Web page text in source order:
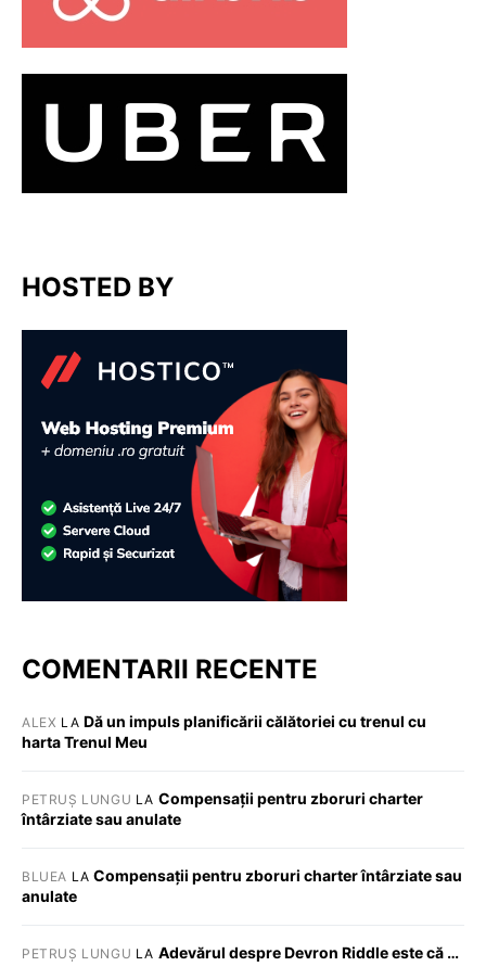
HOSTED BY
COMENTARII RECENTE
ALEX LA Dă un impuls planificării călătoriei cu trenul cu
harta Trenul Meu
PETRUȘ LUNGU LA Compensații pentru zboruri charter
întârziate sau anulate
BLUEA LACompensații pentru zboruri charter întârziate sau
anulate
PETRUȘ LUNGU LA Adevărul despre Devron Riddle este că …